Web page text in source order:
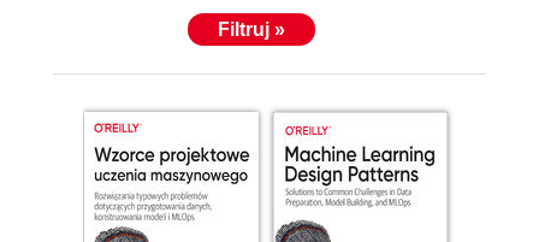
Filtruj »